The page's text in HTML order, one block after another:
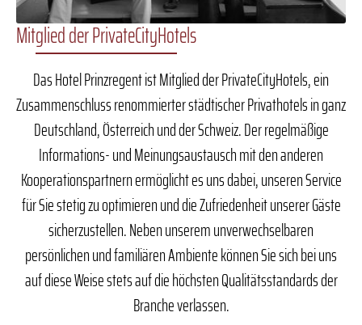
Mitglied der PrivateCity­Hotels
Das Hotel Prinzregent ist Mitglied der PrivateCityHotels, ein
Zusammenschluss renommierter städtischer Privathotels in ganz
Deutschland, Österreich und der Schweiz. Der regelmäßige
Informations- und Meinungsaustausch mit den anderen
Kooperationspartnern ermöglicht es uns dabei, unseren Service
für Sie stetig zu optimieren und die Zufriedenheit unserer Gäste
sicherzustellen. Neben unserem unverwechselbaren
persönlichen und familiären Ambiente können Sie sich bei uns
auf diese Weise stets auf die höchsten Qualitätsstandards der
Branche verlassen.